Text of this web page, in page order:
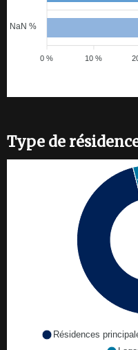
NaN %
10 %
0 %
Type de
Résidences